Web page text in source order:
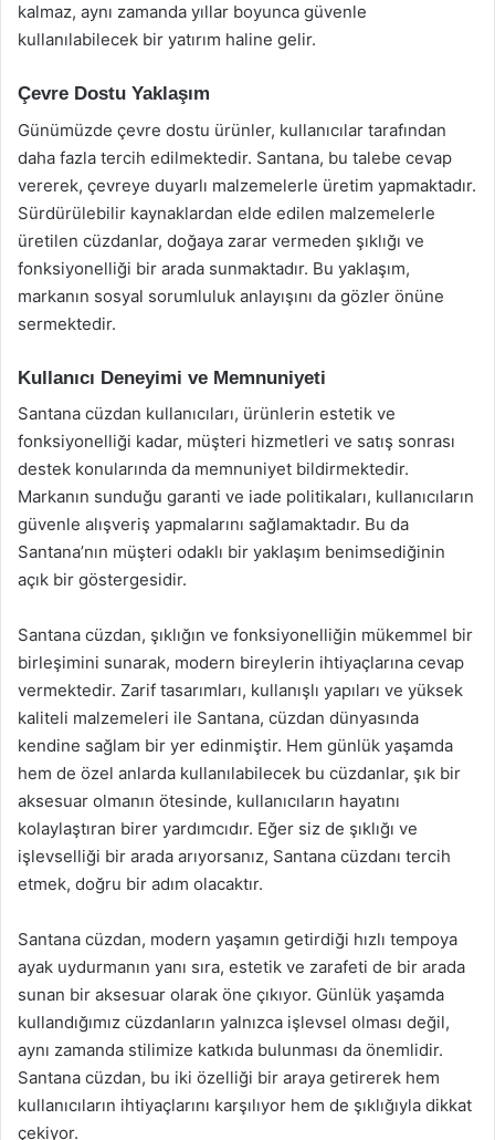
kalmaz, aynı zamanda yıllar boyunca güvenle
kullanılabilecek bir yatırım haline gelir.
Çevre Dostu Yaklaşım
Günümüzde çevre dostu ürünler, kullanıcılar tarafından
daha fazla tercih edilmektedir. Santana, bu talebe cevap
vererek, çevreye duyarlı malzemelerle üretim yapmaktadır.
Sürdürülebilir kaynaklardan elde edilen malzemelerle
üretilen cüzdanlar, doğaya zarar vermeden şıklığı ve
fonksiyonelliği bir arada sunmaktadır. Bu yaklaşım,
markanın sosyal sorumluluk anlayışını da gözler önüne
sermektedir.
Kullanıcı Deneyimi ve Memnuniyeti
Santana cüzdan kullanıcıları, ürünlerin estetik ve
fonksiyonelliği kadar, müşteri hizmetleri ve satış sonrası
destek konularında da memnuniyet bildirmektedir.
Markanın sunduğu garanti ve iade politikaları, kullanıcıların
güvenle alışveriş yapmalarını sağlamaktadır. Bu da
Santana’nın müşteri odaklı bir yaklaşım benimsediğinin
açık bir göstergesidir.
Santana cüzdan, şıklığın ve fonksiyonelliğin mükemmel bir
birleşimini sunarak, modern bireylerin ihtiyaçlarına cevap
vermektedir. Zarif tasarımları, kullanışlı yapıları ve yüksek
kaliteli malzemeleri ile Santana, cüzdan dünyasında
kendine sağlam bir yer edinmiştir. Hem günlük yaşamda
hem de özel anlarda kullanılabilecek bu cüzdanlar, şık bir
aksesuar olmanın ötesinde, kullanıcıların hayatını
kolaylaştıran birer yardımcıdır. Eğer siz de şıklığı ve
işlevselliği bir arada arıyorsanız, Santana cüzdanı tercih
etmek, doğru bir adım olacaktır.
Santana cüzdan, modern yaşamın getirdiği hızlı tempoya
ayak uydurmanın yanı sıra, estetik ve zarafeti de bir arada
sunan bir aksesuar olarak öne çıkıyor. Günlük yaşamda
kullandığımız cüzdanların yalnızca işlevsel olması değil,
aynı zamanda stilimize katkıda bulunması da önemlidir.
Santana cüzdan, bu iki özelliği bir araya getirerek hem
kullanıcıların ihtiyaçlarını karşılıyor hem de şıklığıyla dikkat
çekiyor.